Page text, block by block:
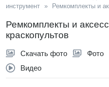
инструмент » Ремкомплекты и
Ремкомплекты и
краскопультов
Скачать фото Фото
Видео